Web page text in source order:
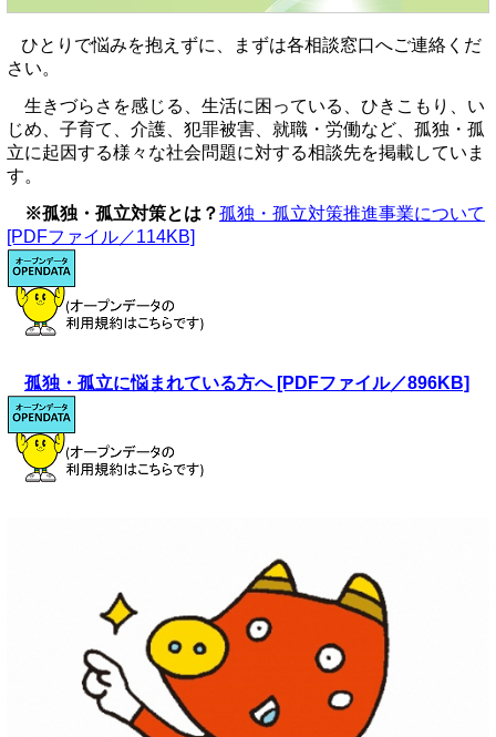
ひとりで悩みを抱えずに、まずは各相談窓口へご連絡くだ
さい。
生きづらさを感じる、生活に困っている、ひきこもり、い
じめ、子育て、介護、犯罪被害、就職・労働など、孤独・孤
立に起因する様々な社会問題に対する相談先を掲載していま
す。
※孤独・孤立対策とは？孤独・孤立対策推進事業について
[PDFファイル／114KB]
孤独・孤立に悩まれている方へ [PDFファイル／896KB]